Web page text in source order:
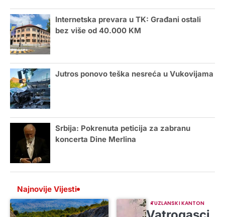
Internetska prevara u TK: Građani ostali
bez više od 40.000 KM
Jutros ponovo teška nesreća u Vukovijama
Srbija: Pokrenuta peticija za zabranu
koncerta Dine Merlina
Najnovije Vijesti
TUZLANSKI KANTON